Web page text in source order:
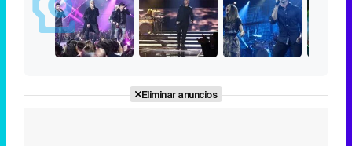
Eliminar anuncios